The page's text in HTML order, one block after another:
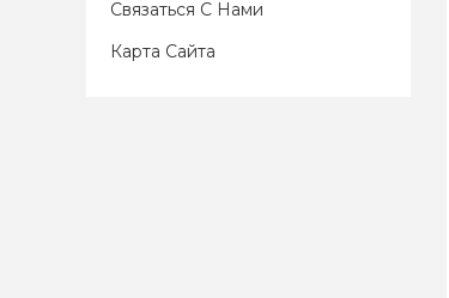
Связаться С Нами
Карта Сайта